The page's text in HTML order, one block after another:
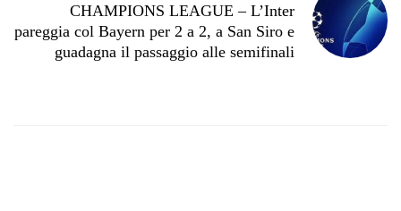
CHAMPIONS LEAGUE – L’Inter
pareggia col Bayern per 2 a 2, a San Siro e
guadagna il passaggio alle semifinali